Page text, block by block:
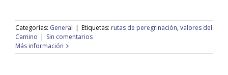
Categorías: General | Etiquetas: rutas de peregrinación,valores del
Camino | Sin comentarios
Más información